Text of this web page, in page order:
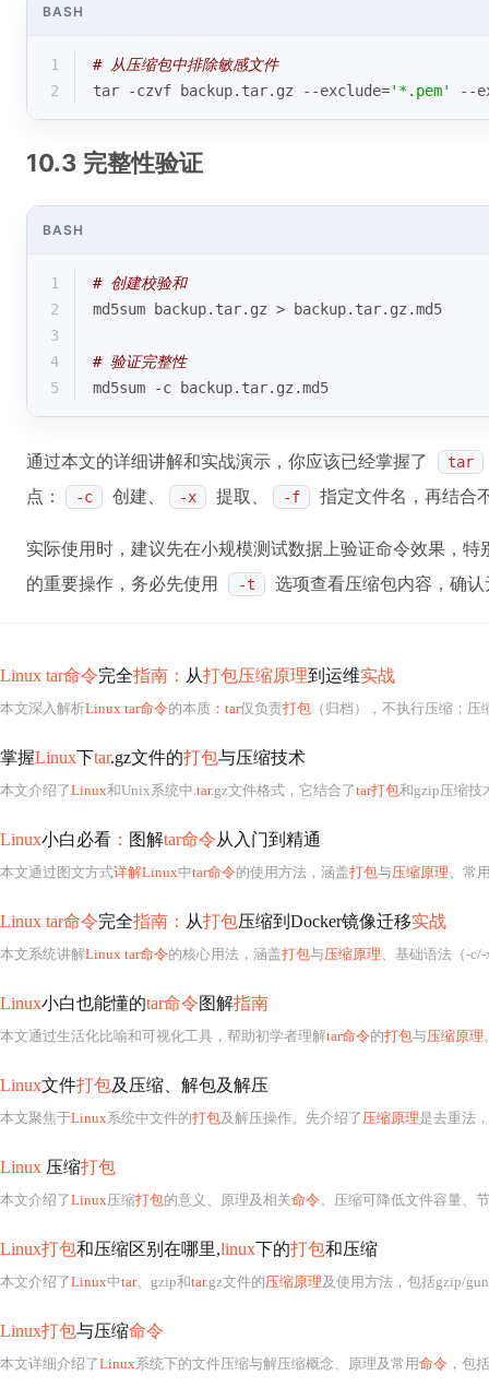
BASH
1
# 从压缩包中排除敏感文件
2
tar -czvf backup.tar.gz --exclude='*.pem' --
10.3 完整性验证
BASH
1
# 创建校验和
2
md5sum backup.tar.gz > backup.tar.gz.md5
3
4
# 验证完整性
5
md5sum -c backup.tar.gz.md5
通过本文的详细讲解和实战演示，你应该已经掌握了 tar
点：
-c 创建、 -x 提取、 -f 指定文件名，再结合
实际使用时，建议先在小规模测试数据上验证命令效果，
的重要操作，务必先使用
-t 选项查看压缩包内容，确
Linux tar命令完全指南： 从打包压缩原理到运维实战
本文深入解析Linux tar命令的本质 ：tar仅负责打包 （归档），不执行压缩；压
掌握Linux下tar.gz文件的打包与压缩技术
本文介绍了Linux和Unix系统中.tar.gz文件格式，它结合了tar打包和gzip压缩技
Linux小白必看 ： 图解tar命令从入门到精通
本文通过图文方式详解Linux中tar命令的使用方法，涵盖打包与压缩原理、常
Linux tar命令完全指南： 从打包压缩到Docker镜像迁移实战
本文系统讲解Linux tar命令的核心用法，涵盖打包与压缩原理、基础语法（-
Linux小白也能懂的tar命令图解指南
本文通过生活化比喻和可视化工具，帮助初学者理解tar命令的打包与压缩原理
Linux文件打包及压缩、解包及解压
本文聚焦于Linux系统中文件的打包及解压操作。先介绍了 压缩原理是去重法
Linux 压缩打包
本文介绍了Linux压缩打包的意义、原理及相关命令。压缩可降低文件容量、节省磁盘空间和网
Linux打包和压缩区别在哪里,linux下的打包和压缩
本文介绍了Linux中tar、gzip和tar.gz文件的压缩原理及使用方法，包括gzip/
Linux打包与压缩命令
本文详细介绍了Linux系统下的文件压缩与解压缩概念、原理及常用命令 ，包括